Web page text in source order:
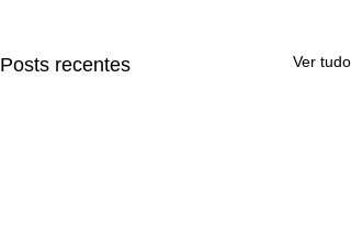
Posts recentes Ver tudo